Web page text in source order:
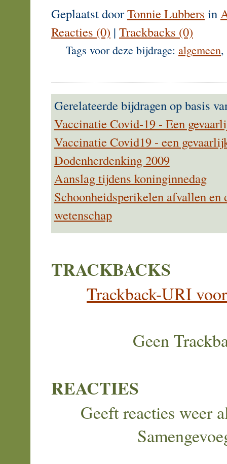
Geplaatst doorTonnie Lubbers in
Reacties (0) | Trackbacks (0)
Tags voor deze bijdrage: algemeen,
Gerelateerde bijdragen op basis
Vaccinatie Covid-19 - Een
Vaccinatie Covid19 - een
Dodenherdenking 2009
Aanslag tijdens koninginnedag
Schoonheidsperikelen afvallen en
wetenschap
TRACKBACKS
Trackback-URI
Geen
REACTIES
Geeft reacties weer